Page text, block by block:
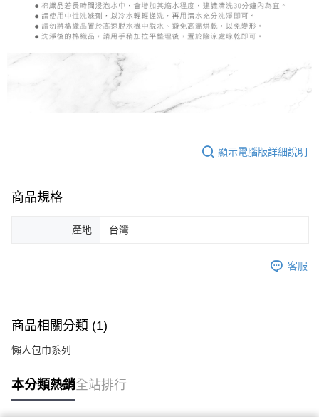
顯示電腦版詳細說明
商品規格
產地 台灣
客服
商品相關分類 (1)
懶人包巾系列
本分類熱銷全站排行